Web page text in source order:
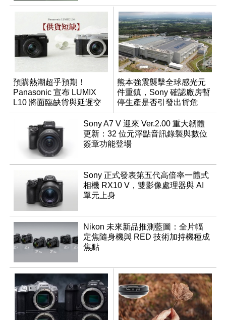
預購熱潮超乎預期！
Panasonic 宣布 LUMIX
L10 將面臨缺貨與延遲交
貨時間
熊本強震襲擊全球感光元
件重鎮，Sony 確認廠房暫
停生產是否引發出貨危
機？
Sony A7 V 迎來 Ver.2.00 重大韌體
更新：32 位元浮點音訊錄製與數位
簽章功能登場
Sony 正式發表第五代高倍率一體式
相機 RX10 V，雙影像處理器與 AI
單元上身
Nikon 未來新品推測藍圖：全片幅
定焦隨身機與 RED 技術加持機種成
焦點